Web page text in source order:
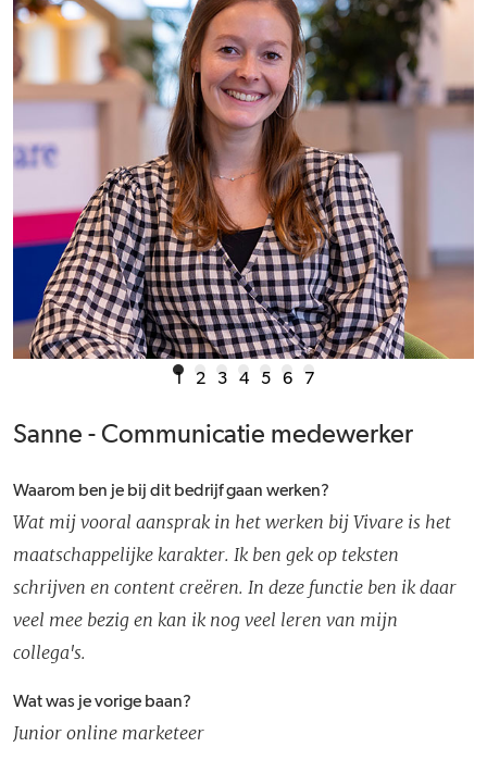
1 2 3 4 5 6 7
Sanne - Communicatie medewerker
Waarom ben je bij dit bedrijf gaan werken?
Wat mij vooral aansprak in het werken bij Vivare is het
maatschappelijke karakter. Ik ben gek op teksten
schrijven en content creëren. In deze functie ben ik daar
veel mee bezig en kan ik nog veel leren van mijn
collega's.
Wat was je vorige baan?
Junior online marketeer